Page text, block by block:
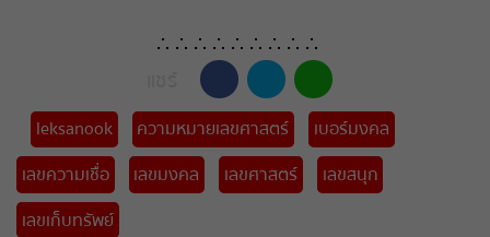
∴ ∴ ∴ ∴ ∴ ∴ ∴ ∴ ∴
leksanook ความหมายเลขศาสตร์
เบอร์มงคล
เลขความเชื่อ
เลขมงคล เลขศาสตร์
เลขสนุก
เลขเก็บทรัพย์